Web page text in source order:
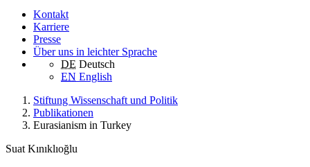
Kontakt
Karriere
Presse
Über uns in leichter Sprache
DE Deutsch
EN English
Stiftung Wissenschaft und Politik
Publikationen
Eurasianism in Turkey
Suat Kınıklıoğlu